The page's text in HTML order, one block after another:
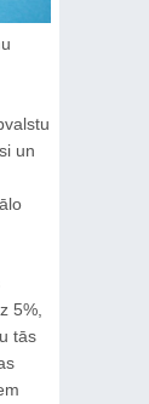
un
5%,
tās